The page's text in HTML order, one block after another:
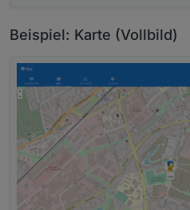
Beispiel: Karte (Vollbild)